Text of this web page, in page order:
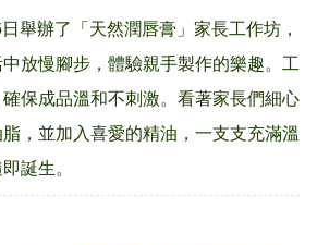
舉辦了「天然潤唇膏」家長工作坊，
放慢腳步，體驗親手製作的樂趣。工
保成品溫和不刺激。看著家長們細心
，並加入喜愛的精油，一支支充滿溫
誕生。